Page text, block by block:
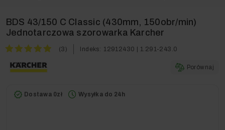
BDS 43/150 C Classic (430mm, 150obr/min)
Jednotarczowa szorowarka Karcher
(3) Indeks: 12912430 | 1.291-243.0
Porównaj
Dostawa 0zł Wysyłka do 24h